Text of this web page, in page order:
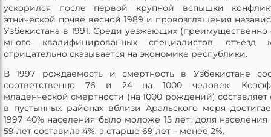
ускорился после первой крупной вспышки
этнической почве весной 1989 и провозглашения
Узбекистана в 1991. Среди уезжающих (преимущественно
много квалифицированных специалистов, отъезд
отрицательно сказывается на экономике республики.
В 1997 рождаемость и смертность в Узбекистане
соответственно 76 и 24 на 1000 человек.
младенческой смертности (на 1000 рождений) составляет
в пустынных районах вблизи Аральского моря
1997 40% населения было моложе 15 лет; доля
59 лет составила 4%, а старше 69 лет – менее 2%.